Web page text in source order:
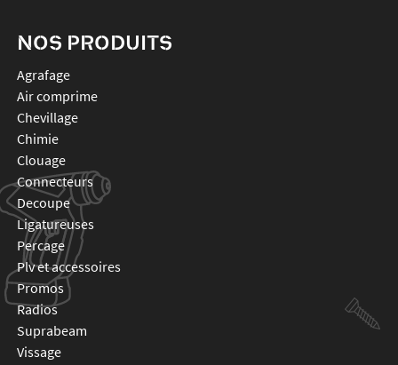
NOS PRODUITS
agrafage
air comprime
chevillage
chimie
clouage
connecteurs
decoupe
ligatureuses
percage
plv et accessoires
promos
radios
suprabeam
vissage